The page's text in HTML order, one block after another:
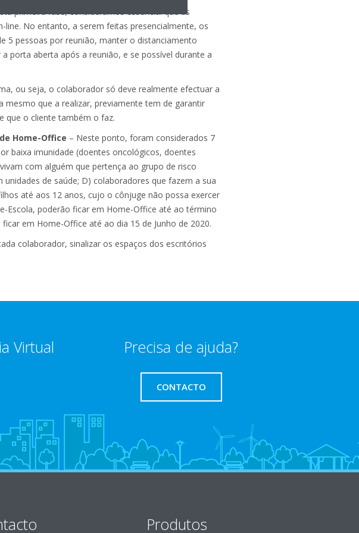
primeira fase, consideramos essencial que as
line. No entanto, a serem feitas presencialmente, os
5 pessoas por reunião, manter o distanciamento
porta aberta após a reunião, e se possível durante a
ou seja, o colaborador só deve realmente efectuar a
que a realizar, previamente tem de garantir
que o cliente também o faz.
Home-Office – Neste ponto, foram considerados 7
baixa imunidade (doentes oncológicos, doentes
com alguém que pertença ao grupo de risco
de saúde; D) colaboradores que fazem a sua
até aos 12 anos, cujo o cônjuge não possa exercer
Escola, poderão ficar em Home-Office até ao término
em Home-Office até ao dia 15 de Junho de 2020.
colaborador, sinalizar os espaços dos escritórios
Virtual Precisa de ajuda?
CONTACTO
Produtos